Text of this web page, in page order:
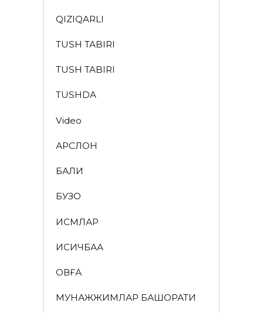
QIZIQARLI
TUSH TABIRI
TUSH TABIRI
TUSHDA
Video
АРСЛОН
БАЛИҚ
БУЗОҚ
ИСМЛАР
ҚИСҚИЧБАҚА
ҚОВҒА
МУНАЖЖИМЛАР БАШОРАТИ